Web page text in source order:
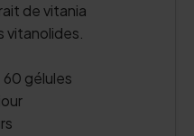
de vitania
vitanolides.
60 gélules